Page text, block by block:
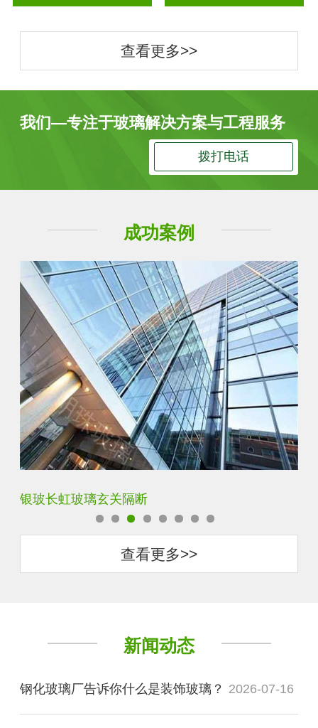
查看更多>>
我们—专注于玻璃解决方案与工程服务
拨打电话
成功案例
银玻长虹玻璃玄关隔断
查看更多>>
新闻动态
钢化玻璃厂告诉你什么是装饰玻璃？ 2026-07-16